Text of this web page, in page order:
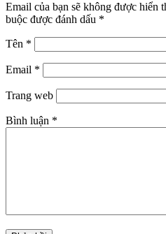
Email của bạn sẽ không được hiển
buộc được đánh dấu *
Tên *
Email *
Trang web
Bình luận *